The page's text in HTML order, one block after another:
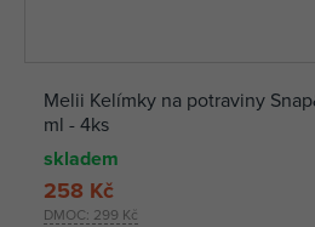
Melii Kelímky na potraviny
ml - 4ks
skladem
DMOC: 299 Kč
258 Kč